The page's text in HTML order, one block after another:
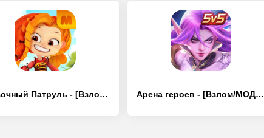
Сказочный Патруль - [Взлом/МОД Все открыто] Арена героев - [Взлом/МОД Все открыто]